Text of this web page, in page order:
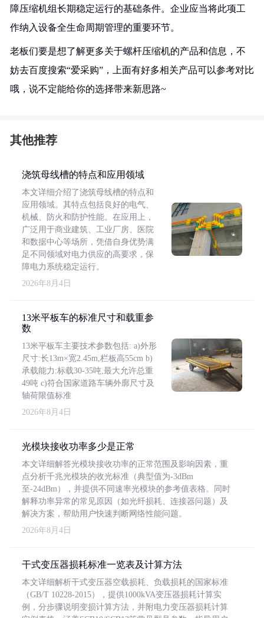
障压缩机组长期稳定运行的基础条件。企业应当将此项工
作纳入设备全生命周期管理的重要环节。
老板们要是想了解更多关于螺杆压缩机的产品和信息，不
妨去百度搜索“爱采购”，上面有好多相关产品可以参考对比
哦，说不定能给你的选择带来新思路~
其他推荐
浇筑母线槽的特点和应用领域
本文详细介绍了浇筑母线槽的特点和
应用领域。其特点包括良好的电气、
机械、防火和防护性能。在应用上，
广泛用于商业建筑、工业厂房、医院
和数据中心等场所，凭借自身优势满
足不同领域对电力供应的高要求，保
障电力系统稳定运行。
2026年8月4日
13米平板车的标准尺寸和载重参
数
13米平板车主要技术参数包括: a)外形
尺寸:长13m×宽2.45m,栏板高55cm b)
承载能力:标载30-35吨,最大允许总重
49吨 c)符合国家道路车辆外廓尺寸及
轴荷限值标准
2026年8月4日
光模块接收功率多少是正常
本文详细解答光模块接收功率的正常范围及影响因素，重
点分析千兆光模块的收光标准（典型值为-3dBm
至-24dBm），并提供不同速率光模块的参考值表格。同时
解释功率异常的常见原因（如光纤损耗、连接器问题）及
解决方案，帮助用户快速判断网络性能问题。
2026年8月4日
干式变压器损耗标准一览表及计算方法
本文详细解析干式变压器空载损耗、负载损耗的国家标准
（GB/T 10228-2015），提供1000kVA变压器损耗计算实
例，分步骤说明变损计算方法，并附电力变压器损耗计算